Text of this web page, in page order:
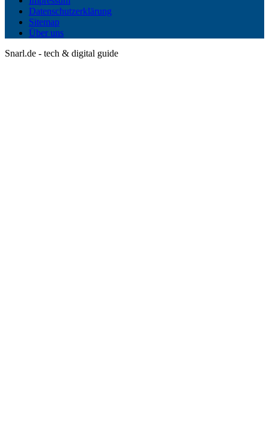
Datenschutzerklärung
Sitemap
Über uns
Snarl.de - tech & digital guide